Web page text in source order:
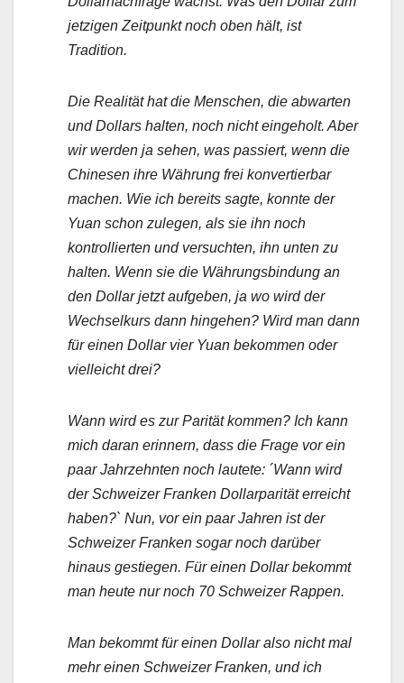
jetzigen Zeitpunkt noch oben hält, ist
Tradition.
Die Realität hat die Menschen, die abwarten
und Dollars halten, noch nicht eingeholt. Aber
wir werden ja sehen, was passiert, wenn die
Chinesen ihre Währung frei konvertierbar
machen. Wie ich bereits sagte, konnte der
Yuan schon zulegen, als sie ihn noch
kontrollierten und versuchten, ihn unten zu
halten. Wenn sie die Währungsbindung an
den Dollar jetzt aufgeben, ja wo wird der
Wechselkurs dann hingehen? Wird man dann
für einen Dollar vier Yuan bekommen oder
vielleicht drei?
Wann wird es zur Parität kommen? Ich kann
mich daran erinnern, dass die Frage vor ein
paar Jahrzehnten noch lautete: ´Wann wird
der Schweizer Franken Dollarparität erreicht
haben?` Nun, vor ein paar Jahren ist der
Schweizer Franken sogar noch darüber
hinaus gestiegen. Für einen Dollar bekommt
man heute nur noch 70 Schweizer Rappen.
Man bekommt für einen Dollar also nicht mal
mehr einen Schweizer Franken, und ich